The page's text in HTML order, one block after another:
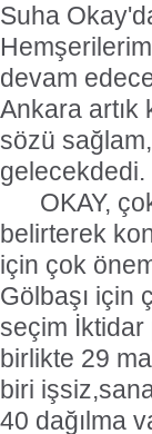
Suha
devam
Ankara artık
sözü
gelecekdedi.
OKAY,
belirterek
için çok
Gölbaşı için
seçim İktidar
birlikte 29
biri
40 dağılma